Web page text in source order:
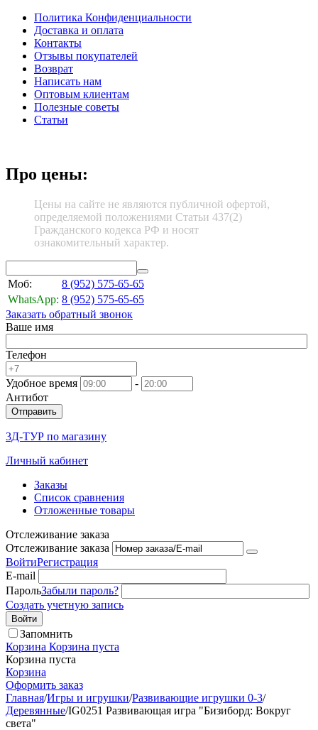
Политика Конфиденциальности
Доставка и оплата
Контакты
Отзывы покупателей
Возврат
Написать нам
Оптовым клиентам
Полезные советы
Статьи
Про цены:
Цены на сайте не являются публичной офертой,
определяемой положениями Статьи 437(2)
Гражданского кодекса РФ и носят
ознакомительный характер.
Моб: 8 (952) 575-65-65
WhatsApp: 8 (952) 575-65-65
Заказать обратный звонок
Ваше имя
Телефон
Удобное время
-
Антибот
Отправить
3Д-ТУР по магазину
Личный кабинет
Заказы
Список сравнения
Отложенные товары
Отслеживание заказа
Отслеживание заказа
ВойтиРегистрация
E-mail
ПарольЗабыли пароль?
Создать учетную запись
Войти
Запомнить
Корзина Корзина пуста
Корзина пуста
Корзина
Оформить заказ
Главная/Игры и игрушки/Развивающие игрушки 0-3/
Деревянные/IG0251 Развивающая игра "Бизиборд: Вокруг
света"